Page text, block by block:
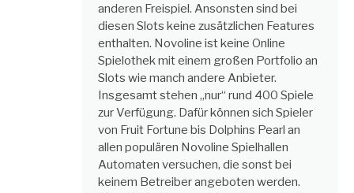
anderen Freispiel. Ansonsten sind bei
diesen Slots keine zusätzlichen Features
enthalten. Novoline ist keine Online
Spielothek mit einem großen Portfolio an
Slots wie manch andere Anbieter.
Insgesamt stehen „nur“ rund 400 Spiele
zur Verfügung. Dafür können sich Spieler
von Fruit Fortune bis Dolphins Pearl an
allen populären Novoline Spielhallen
Automaten versuchen, die sonst bei
keinem Betreiber angeboten werden.